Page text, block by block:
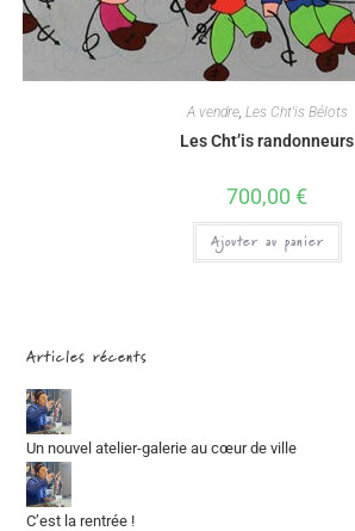
A vendre, Les Cht'is Bélots
Les Cht’is randonneurs
700,00 €
Ajouter au panier
Articles récents
Un nouvel atelier-galerie au cœur de ville
C’est la rentrée !